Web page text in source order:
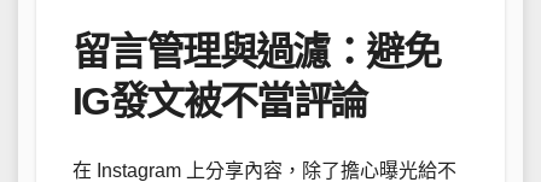
留言管理與過濾：避免
IG發文被不當評論
在 Instagram 上分享內容，除了擔心曝光給不